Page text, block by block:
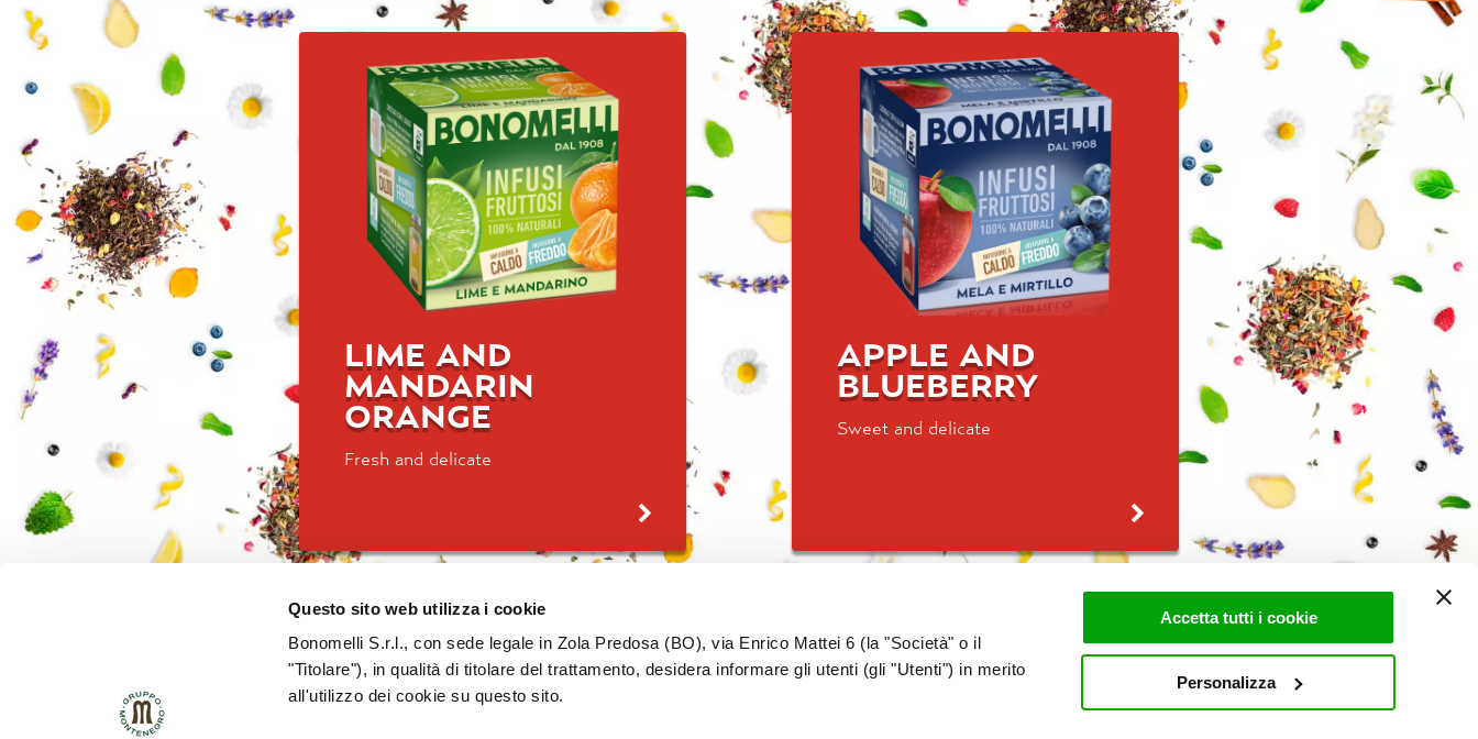
Questo sito web utilizza i cookie
Bonomelli S.r.l., con sede legale in Zola Predosa (BO), via Enrico Mattei 6 (la "Società" o il
"Titolare"), in qualità di titolare del trattamento, desidera informare gli utenti (gli "Utenti") in merito
all'utilizzo dei cookie su questo sito.
Accetta tutti i cookie
Personalizza
LIME AND
MANDARIN
ORANGE
Fresh and delicate
APPLE AND
BLUEBERRY
Sweet and delicate